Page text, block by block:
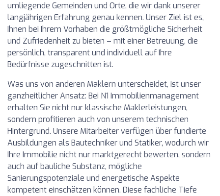
umliegende Gemeinden und Orte, die wir dank unserer
langjährigen Erfahrung genau kennen. Unser Ziel ist es,
Ihnen bei Ihrem Vorhaben die größtmögliche Sicherheit
und Zufriedenheit zu bieten – mit einer Betreuung, die
persönlich, transparent und individuell auf Ihre
Bedürfnisse zugeschnitten ist.
Was uns von anderen Maklern unterscheidet, ist unser
ganzheitlicher Ansatz: Bei N1 Immobilienmanagement
erhalten Sie nicht nur klassische Maklerleistungen,
sondern profitieren auch von unserem technischen
Hintergrund. Unsere Mitarbeiter verfügen über fundierte
Ausbildungen als Bautechniker und Statiker, wodurch wir
Ihre Immobilie nicht nur marktgerecht bewerten, sondern
auch auf bauliche Substanz, mögliche
Sanierungspotenziale und energetische Aspekte
kompetent einschätzen können. Diese fachliche Tiefe